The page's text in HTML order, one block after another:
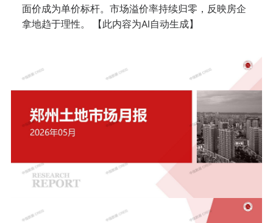
面价成为单价标杆。市场溢价率持续归零，反映房企
拿地趋于理性。 【此内容为AI自动生成】